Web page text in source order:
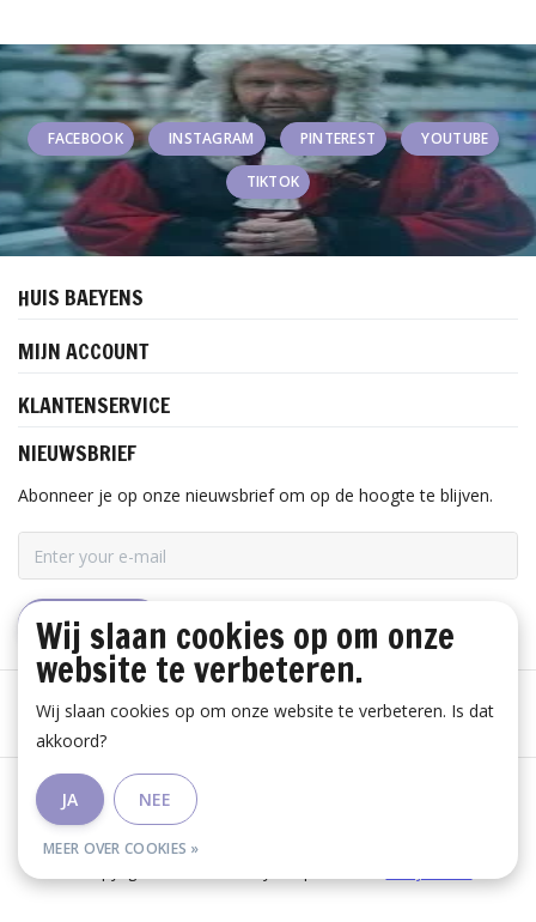
FACEBOOK INSTAGRAM PINTEREST YOUTUBE
TIKTOK
HUIS BAEYENS
MIJN ACCOUNT
KLANTENSERVICE
NIEUWSBRIEF
Abonneer je op onze nieuwsbrief om op de hoogte te blijven.
ABONNEER
Algemene voorwaarden
Wij slaan cookies op om onze
website te verbeteren.
Wij slaan cookies op om onze website te verbeteren. Is dat
akkoord?
JA NEE
MEER OVER COOKIES »